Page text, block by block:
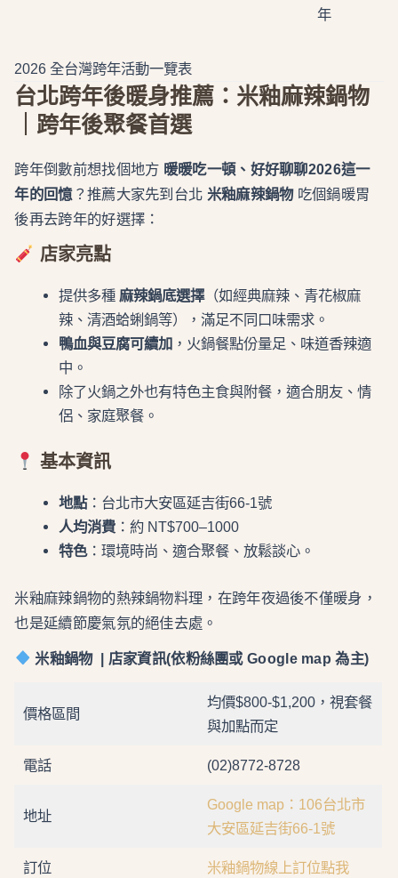
年
2026 全台灣跨年活動一覽表
台北跨年後暖身推薦：米釉麻辣鍋物
｜跨年後聚餐首選
跨年倒數前想找個地方 暖暖吃一頓、好好聊聊2026這一
年的回憶？推薦大家先到台北 米釉麻辣鍋物吃個鍋暖胃
後再去跨年的好選擇：
店家亮點
提供多種 麻辣鍋底選擇（如經典麻辣、青花椒麻
辣、清酒蛤蜊鍋等），滿足不同口味需求。
鴨血與豆腐可續加，火鍋餐點份量足、味道香辣適
中。
除了火鍋之外也有特色主食與附餐，適合朋友、情
侶、家庭聚餐。
基本資訊
地點：台北市大安區延吉街66-1號
人均消費：約 NT$700–1000
特色：環境時尚、適合聚餐、放鬆談心。
米釉麻辣鍋物的熱辣鍋物料理，在跨年夜過後不僅暖身，
也是延續節慶氣氛的絕佳去處。
米釉鍋物 | 店家資訊(依粉絲團或 Google map 為主)
價格區間
均價$800-$1,200，視套餐
與加點而定
電話 (02)8772-8728
地址
Google map：106台北市
大安區延吉街66-1號
訂位 米釉鍋物線上訂位點我